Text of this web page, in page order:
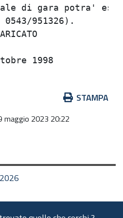
di gara
STAMPA
maggio 2023 20:22